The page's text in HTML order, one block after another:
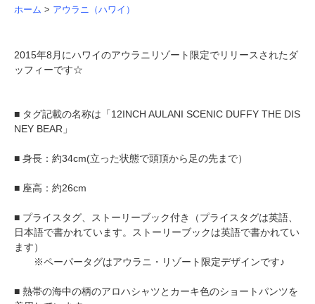
ホーム > アウラニ（ハワイ）
2015年8月にハワイのアウラニリゾート限定でリリースされたダ
ッフィーです☆
■ タグ記載の名称は「12INCH AULANI SCENIC DUFFY THE DIS
NEY BEAR」
■ 身長：約34cm(立った状態で頭頂から足の先まで）
■ 座高：約26cm
■ プライスタグ、ストーリーブック付き（プライスタグは英語、
日本語で書かれています。ストーリーブックは英語で書かれてい
ます）
※ペーパータグはアウラニ・リゾート限定デザインです♪
■ 熱帯の海中の柄のアロハシャツとカーキ色のショートパンツを